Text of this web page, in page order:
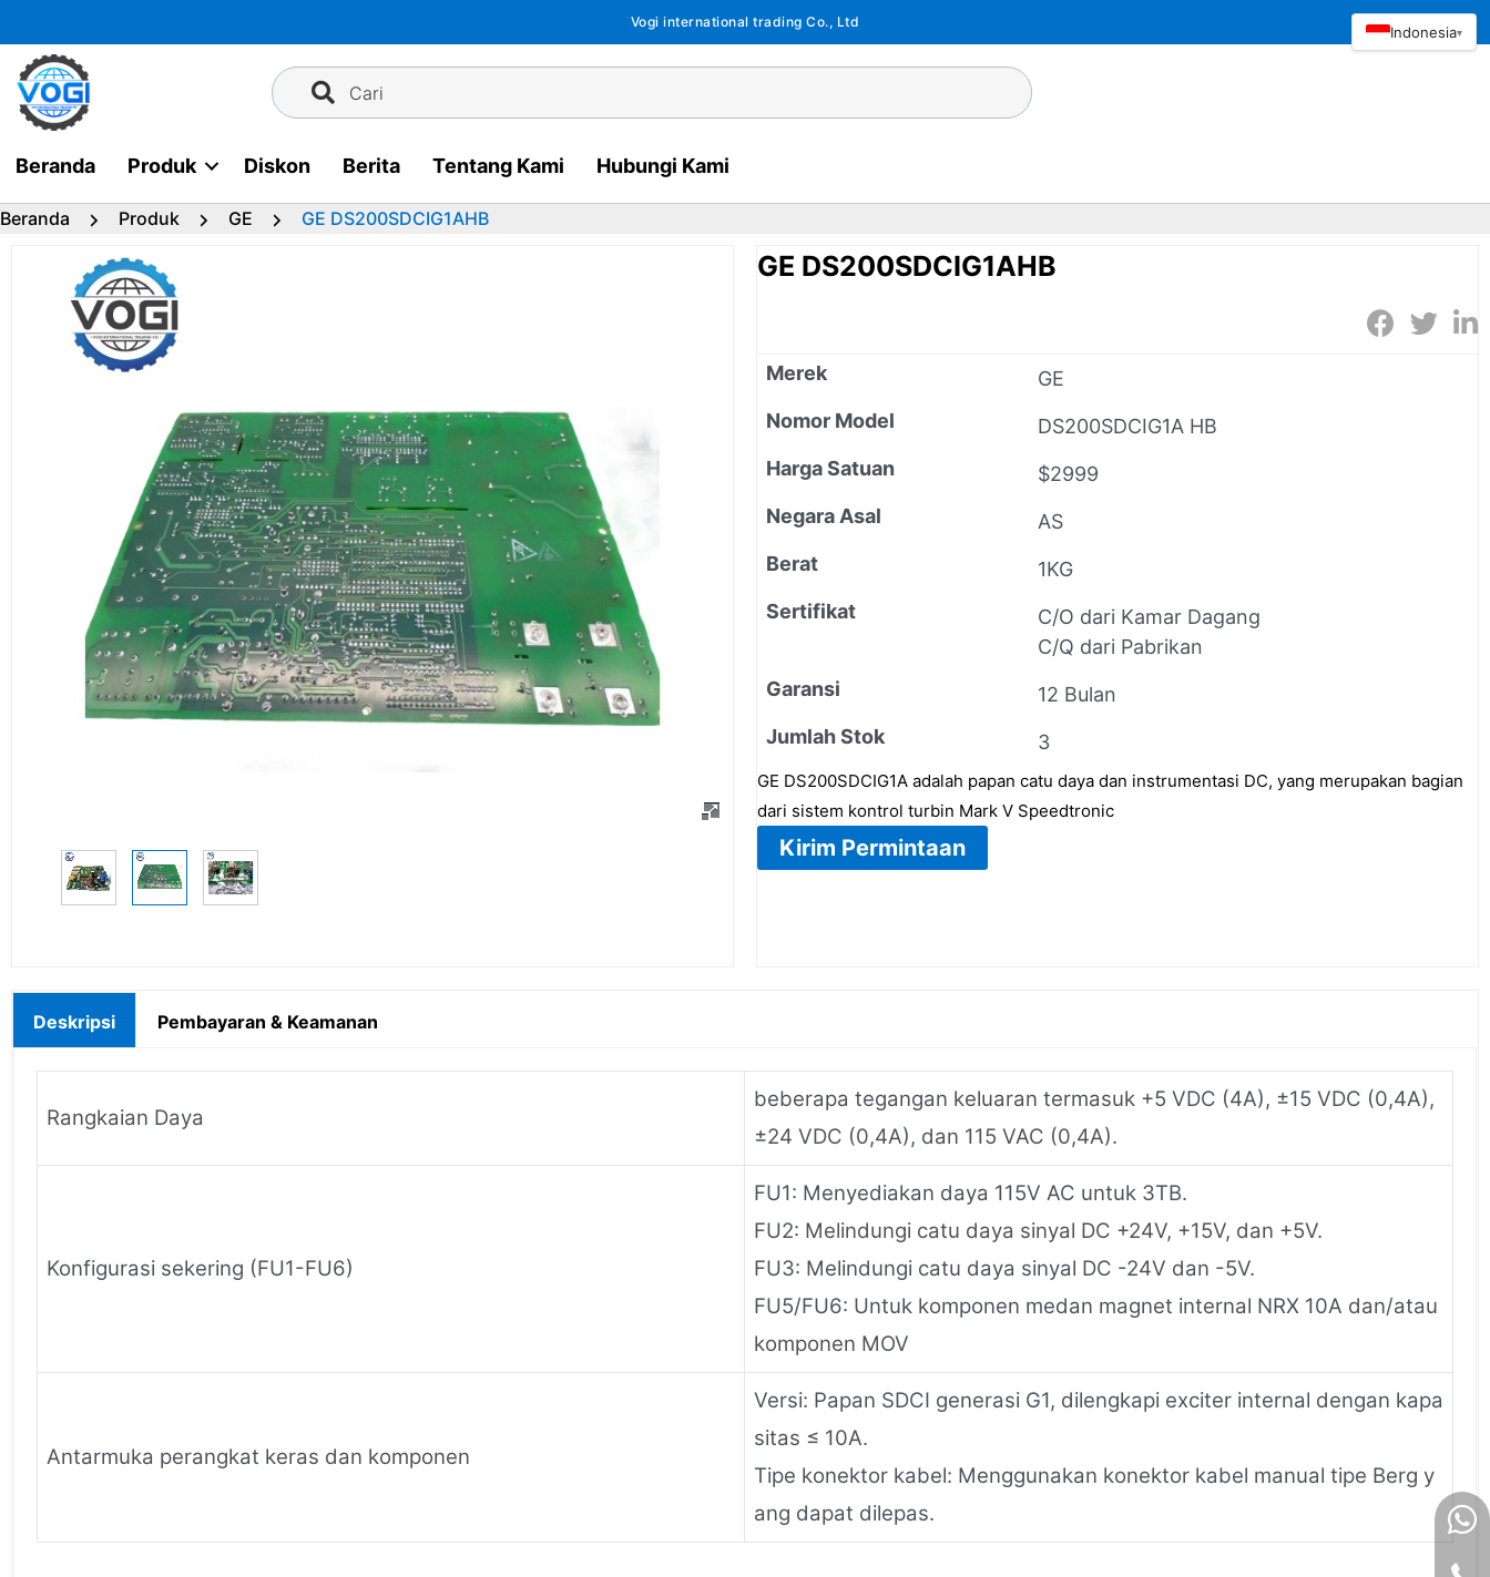
ke
konten
Vogi international trading Co., Ltd
Cari
Beranda Produk Diskon Berita Tentang Kami Hubungi Kami
Beranda Produk GE GE DS200SDCIG1AHB
GE DS200SDCIG1AHB
Merek
GE
Nomor Model
DS200SDCIG1A HB
Harga Satuan
$2999
Negara Asal
AS
Berat
1KG
Sertifikat
C/O dari Kamar Dagang
C/Q dari Pabrikan
Garansi
12 Bulan
Jumlah Stok
3
GE DS200SDCIG1A adalah papan catu daya dan instrumentasi DC, yang merupakan bagian
dari sistem kontrol turbin Mark V Speedtronic
Kirim Permintaan
Deskripsi Pembayaran & Keamanan
Rangkaian Daya
beberapa tegangan keluaran termasuk +5 VDC (4A), ±15 VDC (0,4A),
±24 VDC (0,4A), dan 115 VAC (0,4A).
Konfigurasi sekering (FU1-FU6)
FU1: Menyediakan daya 115V AC untuk 3TB.
FU2: Melindungi catu daya sinyal DC +24V, +15V, dan +5V.
FU3: Melindungi catu daya sinyal DC -24V dan -5V.
FU5/FU6: Untuk komponen medan magnet internal NRX 10A dan/atau
komponen MOV
Antarmuka perangkat keras dan komponen
Versi: Papan SDCI generasi G1, dilengkapi exciter internal dengan kapa
sitas ≤ 10A.
Tipe konektor kabel: Menggunakan konektor kabel manual tipe Berg y
ang dapat dilepas.
Indonesia▾